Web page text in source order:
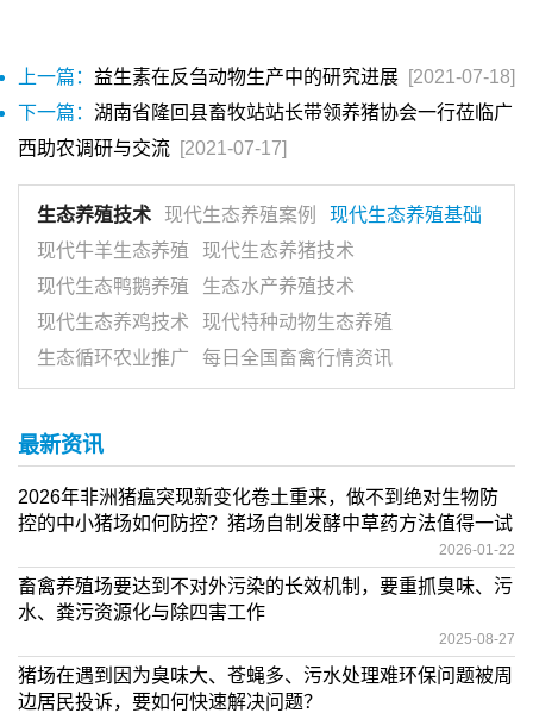
上一篇： 益生素在反刍动物生产中的研究进展 [2021-07-18]
下一篇： 湖南省隆回县畜牧站站长带领养猪协会一行莅临广
西助农调研与交流 [2021-07-17]
生态养殖技术 现代生态养殖案例
现代生态养殖基础
现代牛羊生态养殖
现代生态养猪技术
现代生态鸭鹅养殖
生态水产养殖技术
现代生态养鸡技术
现代特种动物生态养殖
生态循环农业推广
每日全国畜禽行情资讯
最新资讯
2026年非洲猪瘟突现新变化卷土重来，做不到绝对生物防
控的中小猪场如何防控？猪场自制发酵中草药方法值得一试
2026-01-22
畜禽养殖场要达到不对外污染的长效机制，要重抓臭味、污
水、粪污资源化与除四害工作
2025-08-27
猪场在遇到因为臭味大、苍蝇多、污水处理难环保问题被周
边居民投诉，要如何快速解决问题？